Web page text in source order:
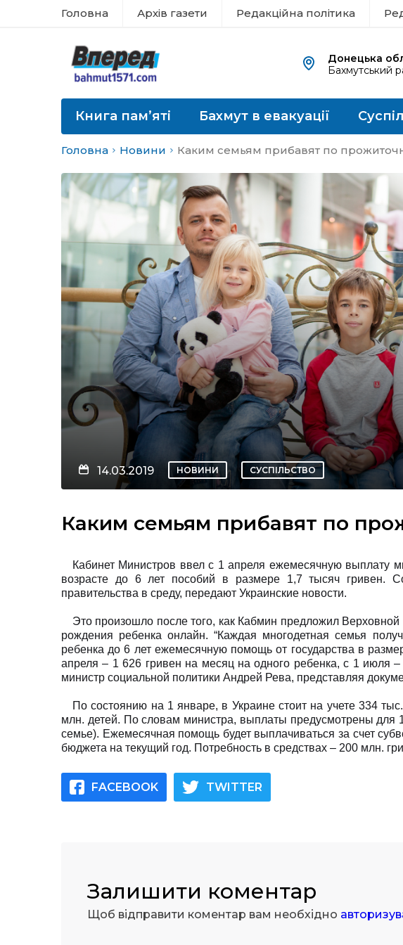
Головна Архів газети Редакційна політика
Донецька
Бахмутський
Книга пам’яті Бахмут в евакуації
Головна Новини Каким семьям прибавят по
14.03.2019 НОВИНИ СУСПІЛЬСТВО
Каким семьям прибавят по
Кабинет Министров ввел с 1 апреля ежемесячную выплату
возрасте до 6 лет пособий в размере 1,7 тысяч гривен.
правительства в среду, передают Украинские новости.
Это произошло после того, как Кабмин предложил
рождения ребенка онлайн. “Каждая многодетная семья
ребенка до 6 лет ежемесячную помощь от государства в
апреля – 1 626 гривен на месяц на одного ребенка, с 1 июля
министр социальной политики Андрей Рева, представляя
По состоянию на 1 январе, в Украине стоит на учете 334
млн. детей. По словам министра, выплаты предусмотрены для
семье). Ежемесячная помощь будет выплачиваться за счет
бюджета на текущий год. Потребность в средствах – 200 млн.
FACEBOOK TWITTER
Залишити коментар
Щоб відправити коментар вам необхідно